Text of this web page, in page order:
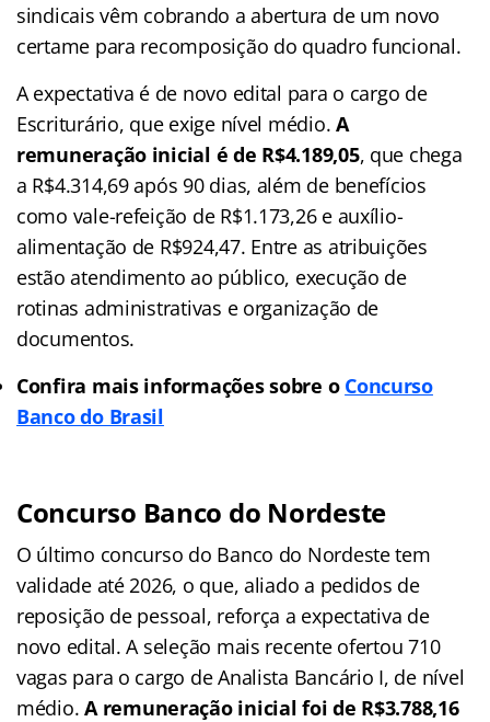
sindicais vêm cobrando a abertura de um novo
certame para recomposição do quadro funcional.
A expectativa é de novo edital para o cargo de
Escriturário, que exige nível médio.A
remuneração inicial é de R$4.189,05, que chega
a R$4.314,69 após 90 dias, além de benefícios
como vale-refeição de R$1.173,26 e auxílio-
alimentação de R$924,47. Entre as atribuições
estão atendimento ao público, execução de
rotinas administrativas e organização de
documentos.
Confira mais informações sobre o Concurso
Banco do Brasil
Concurso Banco do Nordeste
O último concurso do Banco do Nordeste tem
validade até 2026, o que, aliado a pedidos de
reposição de pessoal, reforça a expectativa de
novo edital. A seleção mais recente ofertou 710
vagas para o cargo de Analista Bancário I, de nível
médio.A remuneração inicial foi de R$3.788,16